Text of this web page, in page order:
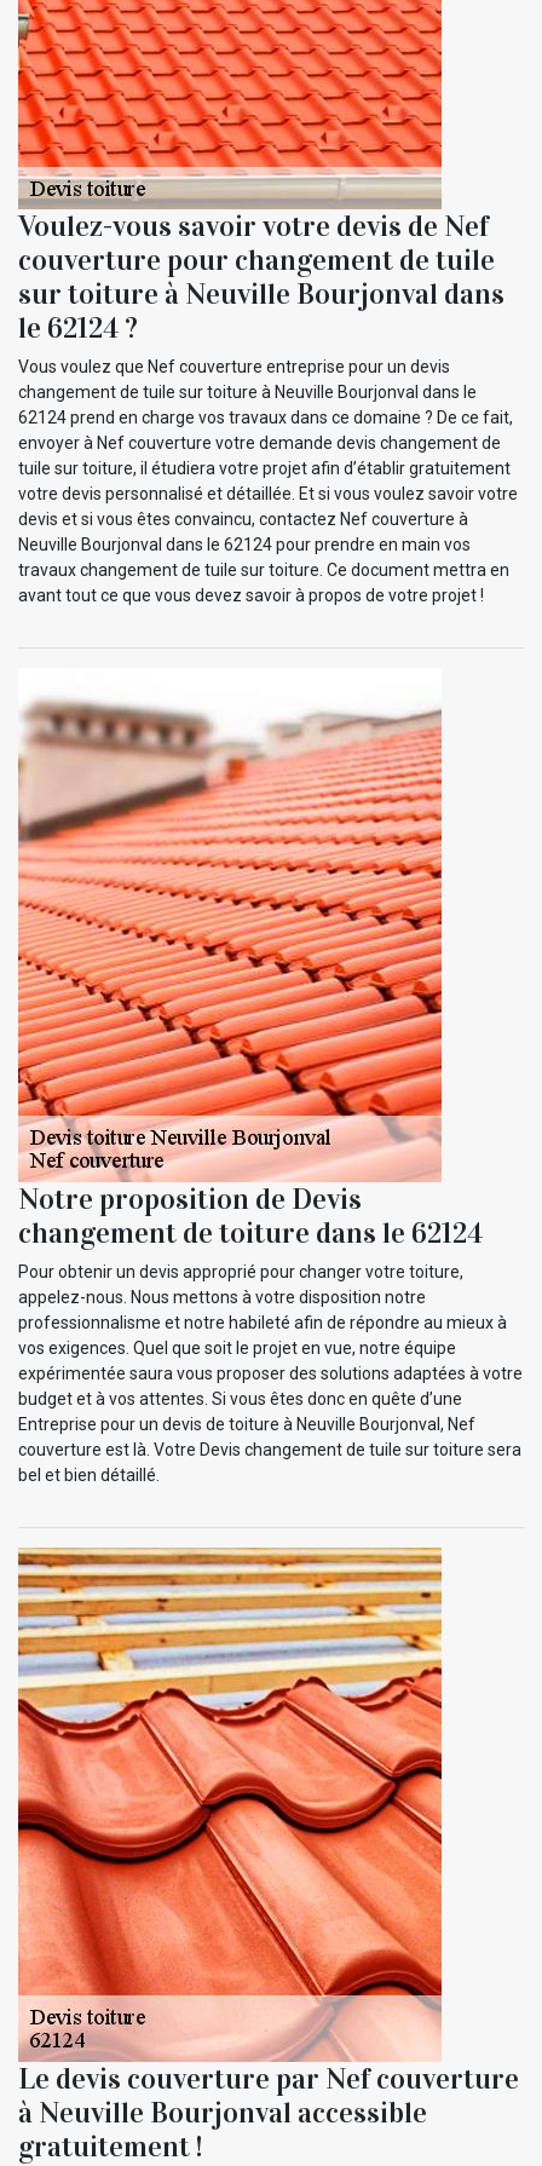
Voulez-vous savoir votre devis de Nef
couverture pour changement de tuile
sur toiture à Neuville Bourjonval dans
le 62124 ?
Vous voulez que Nef couverture entreprise pour un devis
changement de tuile sur toiture à Neuville Bourjonval dans le
62124 prend en charge vos travaux dans ce domaine ? De ce fait,
envoyer à Nef couverture votre demande devis changement de
tuile sur toiture, il étudiera votre projet afin d’établir gratuitement
votre devis personnalisé et détaillée. Et si vous voulez savoir votre
devis et si vous êtes convaincu, contactez Nef couverture à
Neuville Bourjonval dans le 62124 pour prendre en main vos
travaux changement de tuile sur toiture. Ce document mettra en
avant tout ce que vous devez savoir à propos de votre projet !
Notre proposition de Devis
changement de toiture dans le 62124
Pour obtenir un devis approprié pour changer votre toiture,
appelez-nous. Nous mettons à votre disposition notre
professionnalisme et notre habileté afin de répondre au mieux à
vos exigences. Quel que soit le projet en vue, notre équipe
expérimentée saura vous proposer des solutions adaptées à votre
budget et à vos attentes. Si vous êtes donc en quête d’une
Entreprise pour un devis de toiture à Neuville Bourjonval, Nef
couverture est là. Votre Devis changement de tuile sur toiture sera
bel et bien détaillé.
Le devis couverture par Nef couverture
à Neuville Bourjonval accessible
gratuitement !